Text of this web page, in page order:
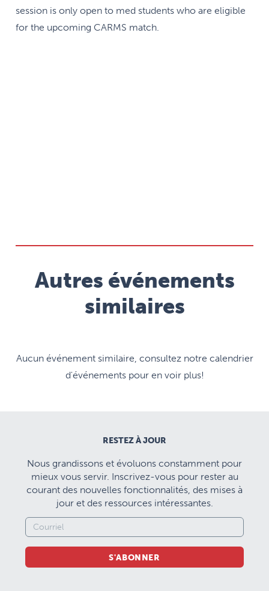
session is only open to med students who are eligible
for the upcoming CARMS match.
Autres événements
similaires
Aucun événement similaire, consultez notre calendrier
d'événements pour en voir plus!
RESTEZ À JOUR
Nous grandissons et évoluons constamment pour
mieux vous servir. Inscrivez-vous pour rester au
courant des nouvelles fonctionnalités, des mises à
jour et des ressources intéressantes.
S'ABONNER